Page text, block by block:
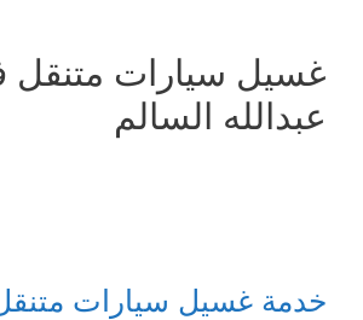
غسيل سيارات متنقل
عبدالله السالم
خدمة غسيل سيارات